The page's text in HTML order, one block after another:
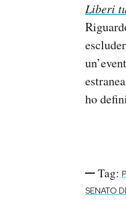
Liberi
ho
Tag:
SENATO